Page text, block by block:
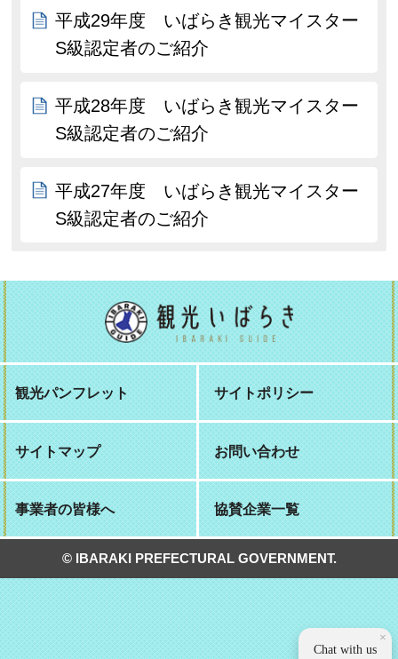
平成29年度 いばらき観光マイスター
S級認定者のご紹介
平成28年度 いばらき観光マイスター
S級認定者のご紹介
平成27年度 いばらき観光マイスター
S級認定者のご紹介
観光パンフレット サイトポリシー
サイトマップ お問い合わせ
事業者の皆様へ 協賛企業一覧
© IBARAKI PREFECTURAL GOVERNMENT.
×
Chat with us